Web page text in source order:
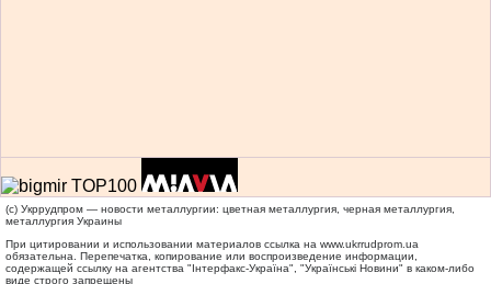
(c) Укррудпром — новости металлургии: цветная металлургия, черная металлургия,
металлургия Украины
При цитировании и использовании материалов ссылка на www.ukrrudprom.ua
обязательна. Перепечатка, копирование или воспроизведение информации,
содержащей ссылку на агентства "Iнтерфакс-Україна", "Українськi Новини" в каком-либо
виде строго запрещены